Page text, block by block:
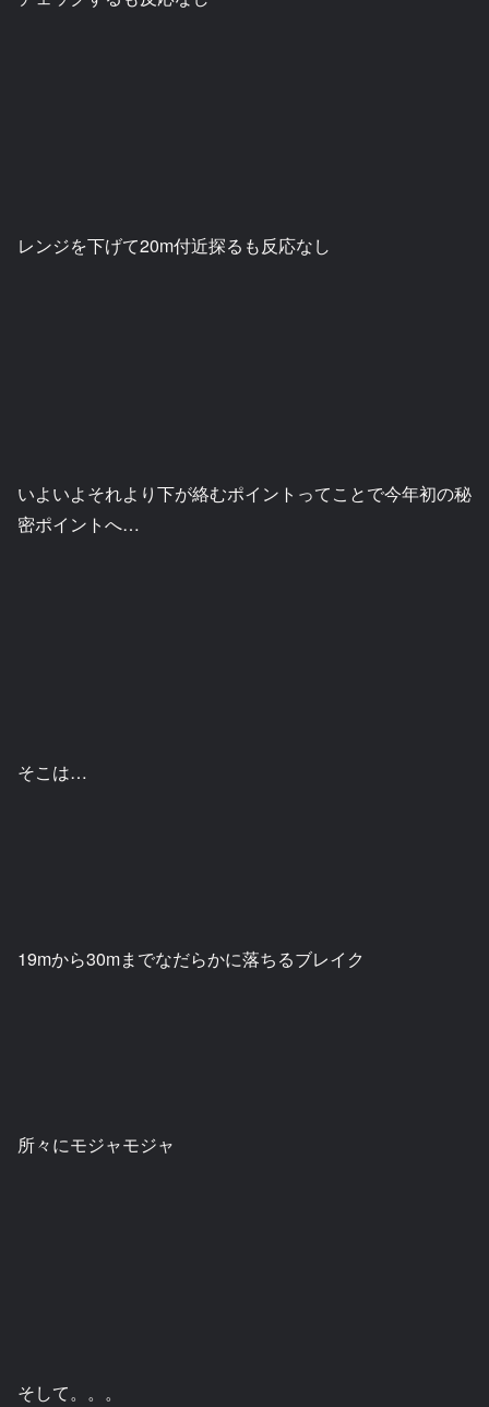
レンジを下げて20m付近探るも反応なし
いよいよそれより下が絡むポイントってことで今年初の秘
密ポイントへ…
そこは…
19mから30mまでなだらかに落ちるブレイク
所々にモジャモジャ
そして。。。